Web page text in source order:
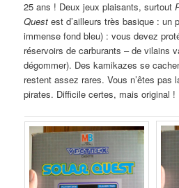
25 ans ! Deux jeux plaisants, surtout
Quest est d’ailleurs très basique : un
immense fond bleu) : vous devez
réservoirs de carburants – de vilains
dégommer). Des kamikazes se
restent assez rares. Vous n’êtes pas
pirates. Difficile certes, mais original !